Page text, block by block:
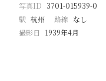
写真ID 3701-015939-0
駅 杭州 路線 なし
撮影日
1939年4月